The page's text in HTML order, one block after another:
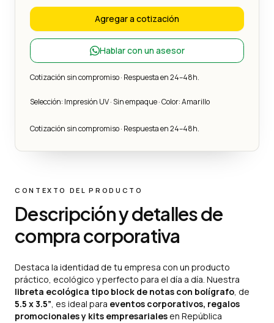
Agregar a cotización
Hablar con un asesor
Cotización sin compromiso · Respuesta en 24–48h.
Selección: Impresión UV · Sin empaque · Color: Amarillo
Cotización sin compromiso · Respuesta en 24–48h.
CONTEXTO DEL PRODUCTO
Descripción y detalles de
compra corporativa
Destaca la identidad de tu empresa con un producto
práctico, ecológico y perfecto para el día a día. Nuestra
libreta ecológica tipo block de notas con bolígrafo , de
5.5 x 3.5” , es ideal para eventos corporativos, regalos
promocionales y kits empresariales en República